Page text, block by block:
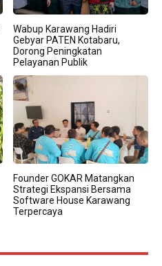
Wabup Karawang Hadiri
Gebyar PATEN Kotabaru,
Dorong Peningkatan
Pelayanan Publik
Founder GOKAR Matangkan
Strategi Ekspansi Bersama
Software House Karawang
Terpercaya